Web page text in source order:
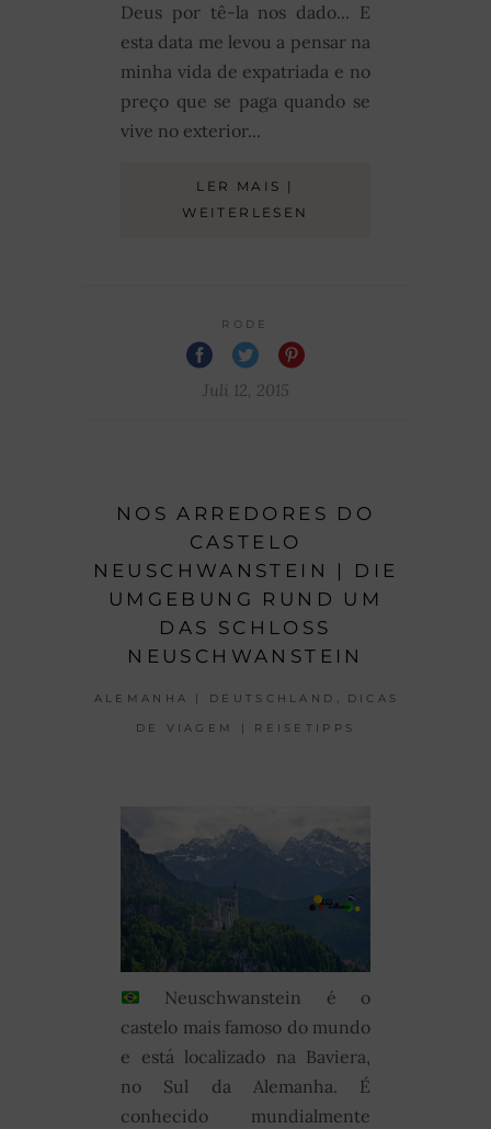
Deus por tê-la nos dado... E
esta data me levou a pensar na
minha vida de expatriada e no
preço que se paga quando se
vive no exterior...
LER MAIS |
WEITERLESEN
RODE
Juli 12, 2015
NOS ARREDORES DO
CASTELO
NEUSCHWANSTEIN | DIE
UMGEBUNG RUND UM
DAS SCHLOSS
NEUSCHWANSTEIN
ALEMANHA | DEUTSCHLAND DICAS
DE VIAGEM | REISETIPPS
Neuschwanstein é o
castelo mais famoso do mundo
e está localizado na Baviera,
no Sul da Alemanha. É
conhecido mundialmente